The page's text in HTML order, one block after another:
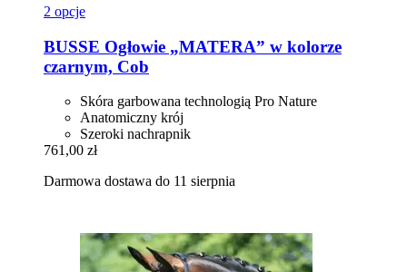
2 opcje
BUSSE Ogłowie „MATERA” w kolorze
czarnym, Cob
Skóra garbowana technologią Pro Nature
Anatomiczny krój
Szeroki nachrapnik
761,00 zł
Darmowa dostawa do 11 sierpnia